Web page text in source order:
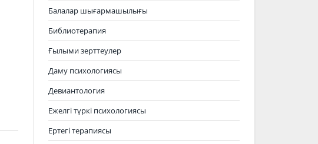
Балалар шығармашылығы
Библиотерапия
Ғылыми зерттеулер
Даму психологиясы
Девиантология
Ежелгі түркі психологиясы
Ертегі терапиясы